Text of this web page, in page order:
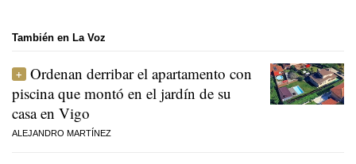
También en La Voz
Ordenan derribar el apartamento con
piscina que montó en el jardín de su
casa en Vigo
ALEJANDRO MARTÍNEZ